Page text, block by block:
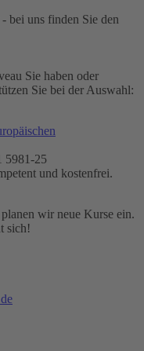
bei uns finden Sie den
Sie haben oder
Sie bei der Auswahl:
5981-25
und kostenfrei.
wir neue Kurse ein.
sich!